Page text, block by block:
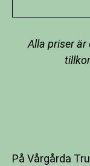
Alla priser är
På Vårgårda